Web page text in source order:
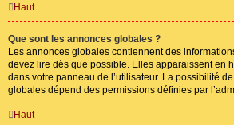
Haut
Que sont les annonces globales ?
Les annonces globales contiennent des
devez lire dès que possible. Elles apparaissent en
dans votre panneau de l’utilisateur. La possibilité
globales dépend des permissions définies par
Haut